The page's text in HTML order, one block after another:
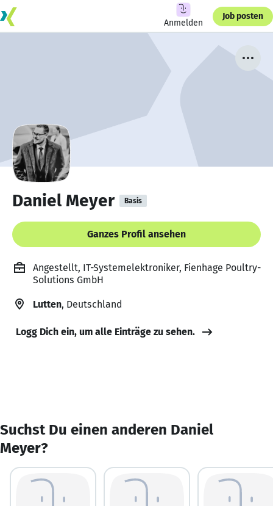
Anmelden
Job posten
Daniel Meyer Basis
Ganzes Profil ansehen
Angestellt, IT-Systemelektroniker, Fienhage Poultry-
Solutions GmbH
Lutten, Deutschland
Logg Dich ein, um alle Einträge zu sehen.
Suchst Du einen anderen Daniel
Meyer?